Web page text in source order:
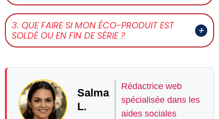
3. QUE FAIRE SI MON ÉCO-PRODUIT EST
SOLDÉ OU EN FIN DE SÉRIE ?
Salma
L.
Rédactrice web
spécialisée dans les
aides sociales